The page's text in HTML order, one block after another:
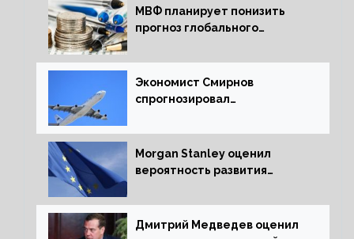
МВФ планирует понизить
прогноз глобального
следующем отчете
Экономист Смирнов
спрогнозировал
России
Morgan Stanley оценил
вероятность развития
Дмитрий Медведев оценил